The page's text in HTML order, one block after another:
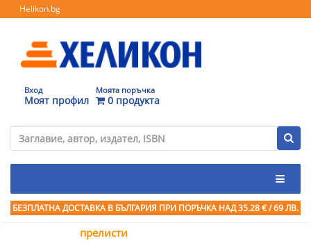
Helikon.bg
Вход
Моят профил
Моята поръчка
0 продукта
БЕЗПЛАТНА ДОСТАВКА В БЪЛГАРИЯ ПРИ ПОРЪЧКА НАД 35.28 € / 69 ЛВ.
прелисти